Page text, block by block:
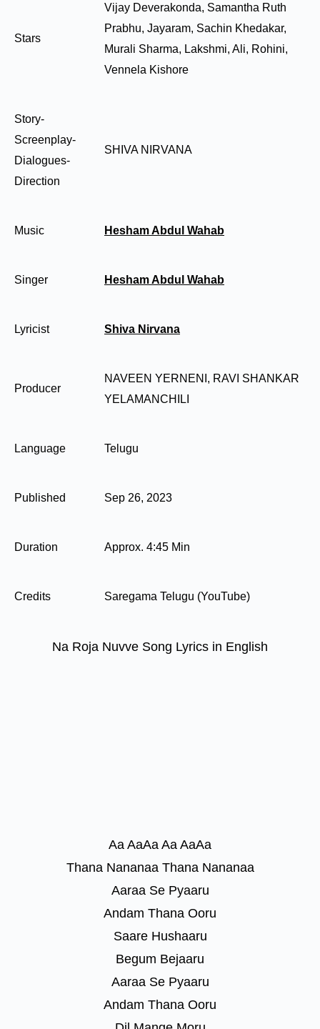
Stars
Vijay Deverakonda, Samantha Ruth
Prabhu, Jayaram, Sachin Khedakar,
Murali Sharma, Lakshmi, Ali, Rohini,
Vennela Kishore
Story-
Screenplay-
Dialogues-
Direction
SHIVA NIRVANA
Music Hesham Abdul Wahab
Singer Hesham Abdul Wahab
Lyricist Shiva Nirvana
Producer
NAVEEN YERNENI, RAVI SHANKAR
YELAMANCHILI
Language Telugu
Published Sep 26, 2023
Duration Approx. 4:45 Min
Credits Saregama Telugu (YouTube)
Na Roja Nuvve Song Lyrics in English
Aa AaAa Aa AaAa
Thana Nananaa Thana Nananaa
Aaraa Se Pyaaru
Andam Thana Ooru
Saare Hushaaru
Begum Bejaaru
Aaraa Se Pyaaru
Andam Thana Ooru